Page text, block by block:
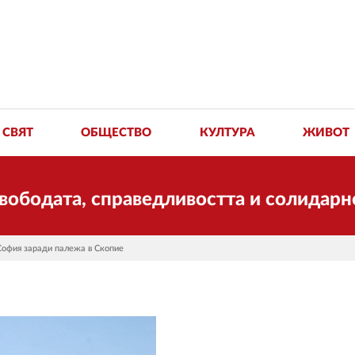
СВЯТ ОБЩЕСТВО КУЛТУРА ЖИВОТ
и солидарността.
заради палежа в Скопие